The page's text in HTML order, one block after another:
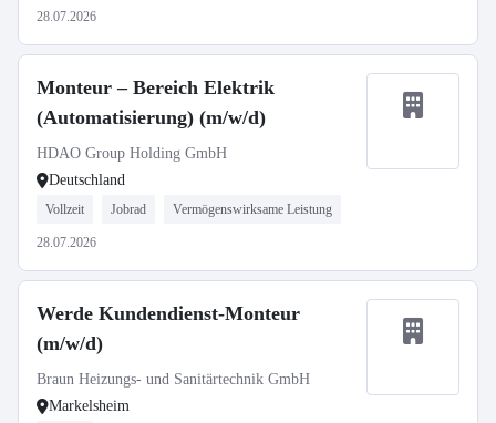
28.07.2026
Monteur – Bereich Elektrik
(Automatisierung) (m/w/d)
HDAO Group Holding GmbH
Deutschland
Vollzeit Jobrad Vermögenswirksame Leistung
28.07.2026
Werde Kundendienst-Monteur
(m/w/d)
Braun Heizungs- und Sanitärtechnik GmbH
Markelsheim